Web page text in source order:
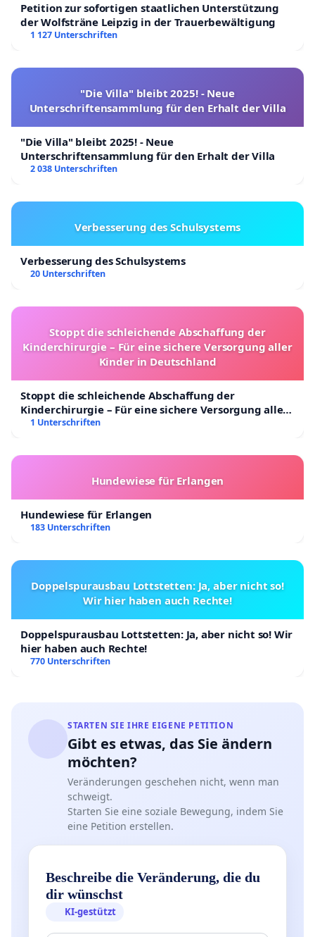
Petition zur sofortigen staatlichen Unterstützung
der Wolfsträne Leipzig in der Trauerbewältigung
1 127 Unterschriften
"Die Villa" bleibt 2025! - Neue
Unterschriftensammlung für den Erhalt der Villa
"Die Villa" bleibt 2025! - Neue
Unterschriftensammlung für den Erhalt der Villa
2 038 Unterschriften
Verbesserung des Schulsystems
Verbesserung des Schulsystems
20 Unterschriften
Stoppt die schleichende Abschaffung der
Kinderchirurgie – Für eine sichere Versorgung aller
Kinder in Deutschland
Stoppt die schleichende Abschaffung der
Kinderchirurgie – Für eine sichere Versorgung aller
Kinder in Deutschland
1 Unterschriften
Hundewiese für Erlangen
Hundewiese für Erlangen
183 Unterschriften
Doppelspurausbau Lottstetten: Ja, aber nicht so!
Wir hier haben auch Rechte!
Doppelspurausbau Lottstetten: Ja, aber nicht so! Wir
hier haben auch Rechte!
770 Unterschriften
STARTEN SIE IHRE EIGENE PETITION
Gibt es etwas, das Sie ändern
möchten?
Veränderungen geschehen nicht, wenn man
schweigt.
Starten Sie eine soziale Bewegung, indem Sie
eine Petition erstellen.
Beschreibe die Veränderung, die du
dir wünschst
KI-gestützt